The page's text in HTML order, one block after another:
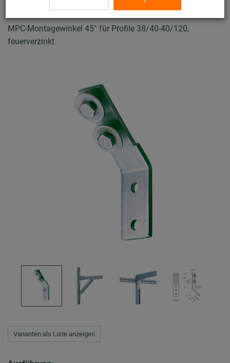
MPC-Montagewinkel 45° für Profile 38/40-40/120,
feuerverzinkt
Varianten als Liste anzeigen